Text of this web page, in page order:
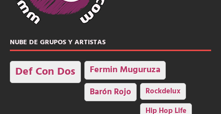
NUBE DE GRUPOS Y ARTISTAS
Def Con Dos Fermin Muguruza
Barón Rojo Rockdelux
Hip Hop Life